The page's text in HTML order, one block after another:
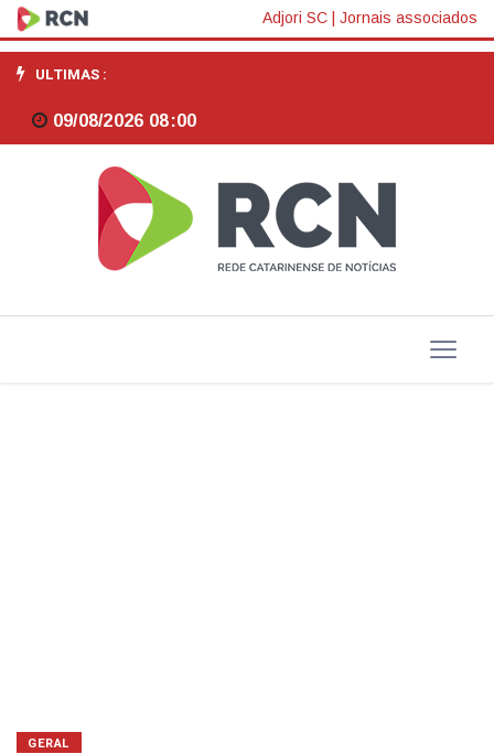
Fiesc
implanta
Câmara
Regional
Educação
em
Adjori SC Jornais associados
ULTIMAS :
09/08/2026 08:00
GERAL